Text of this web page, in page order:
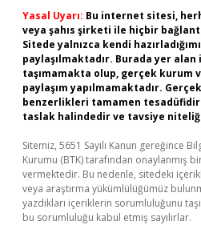
Yasal Uyarı: Bu internet sitesi,
veya şahıs şirketi ile hiçbir
Sitede yalnızca kendi
paylaşılmaktadır. Burada yer
taşımamakta olup, gerçek kurum
paylaşım yapılmamaktadır.
benzerlikleri tamamen
taslak halindedir ve tavsiye
Sitemiz, 5651 Sayılı Kanun gereğince
Kurumu (BTK) tarafından onaylanmış
vermektedir. Bu nedenle, sitedeki
veya araştırma yükümlülüğümüz
yazdıkları içeriklerin sorumluluğunu
bu sorumluluğu kabul etmiş sayılırlar.